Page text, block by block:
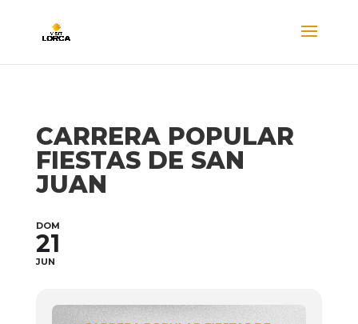
CARRERA POPULAR
FIESTAS DE SAN
JUAN
DOM
21
JUN